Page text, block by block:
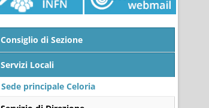
Consiglio di Sezione
Servizi Locali
Sede principale Celoria